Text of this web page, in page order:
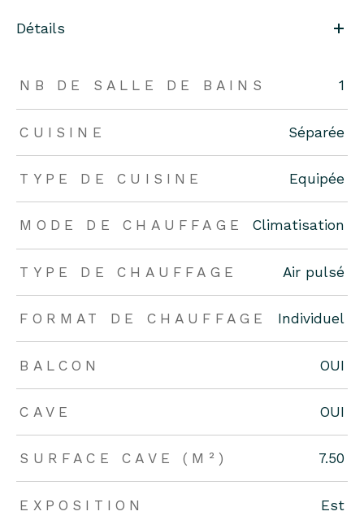
Détails
NB DE SALLE DE BAINS 1
CUISINE Séparée
TYPE DE CUISINE Equipée
MODE DE CHAUFFAGE Climatisation
TYPE DE CHAUFFAGE Air pulsé
FORMAT DE CHAUFFAGE Individuel
BALCON OUI
CAVE OUI
SURFACE CAVE (M²) 7.50
EXPOSITION Est